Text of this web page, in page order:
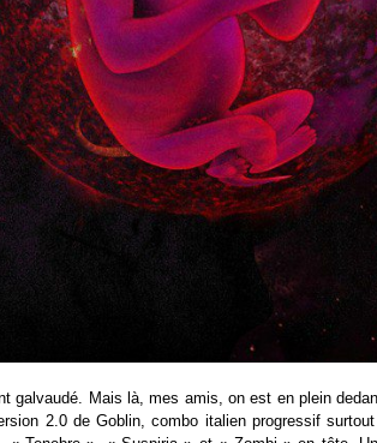
galvaudé. Mais là, mes amis, on est en plein
2.0 de Goblin, combo italien progressif